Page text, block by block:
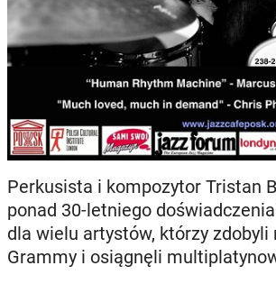
Perkusista i kompozytor Tristan
ponad 30-letniego
dla wielu artystów, którzy zdobyli
Grammy i osiągnęli